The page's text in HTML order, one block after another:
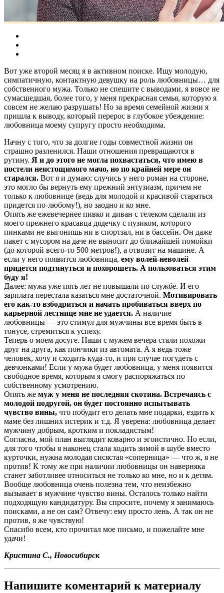
Вот уже второй месяц я в активном поиске. Ищу молодую,
симпатичную, контактную девушку на роль любовницы… для
собственного мужа. Только не спешите с выводами, я вовсе не
сумасшедшая, более того, у меня прекрасная семья, которую я
совсем не желаю разрушать! Но за время семейной жизни я
пришла к выводу, который перерос в глубокое убеждение:
любовница моему супругу просто необходима.
Начну с того, что за долгие годы совместной жизни он
страшно разленился. Наши отношения превращаются в
рутину. Я и до этого не могла похвастаться, что имею в
постели неистощимого мачо, но по крайней мере он
старался. Вот я и думаю: случись у него роман на стороне,
это могло бы вернуть ему прежний энтузиазм, причем не
только к любовнице (ведь для молодой и красивой стараться
придется по-любому!), но заодно и ко мне.
Опять же ежевечернее пивко и диван с телеком сделали из
моего прежнего красавца дядечку с пузиком, которого
пинками не выгонишь ни в спортзал, ни в бассейн. Он даже
пакет с мусором на даче не выносит до ближайшей помойки
(до которой всего-то 500 метров!), а отвозит на машине. А
если у него появится любовница, ему волей-неволей
придется подтянуться и похорошеть. А пользоваться этим
буду я!
Далее: мужа уже пять лет не повышали по службе. И его
зарплата перестала казаться мне достаточной. Мотивировать
его как-то взбодриться и начать пробиваться вверх по
карьерной лестнице мне не удается. А наличие
любовницы — это стимул для мужчины все время быть в
тонусе, стремиться к успеху.
Теперь о моем досуге. Наши с мужем вечера стали похожи
друг на друга, как пончики из автомата. А я ведь тоже
человек, хочу и сходить куда-то, и при случае погудеть с
девчонками! Если у мужа будет любовница, у меня появится
свободное время, которым я смогу распоряжаться по
собственному усмотрению.
Опять же муж у меня не последняя скотина. Встречаясь с
молодой подругой, он будет постоянно испытывать
чувство вины, что побудит его делать мне подарки, ездить к
маме без лишних истерик и т.д. Я уверена: любовница делает
мужчину добрым, кротким и покладистым!
Согласна, мой план выглядит коварно и эгоистично. Но если,
для того чтобы я наконец стала ходить зимой в шубе вместо
курточки, нужна молодая сисястая «соперница» — что ж, я не
против! К тому же при наличии любовницы он наверняка
станет заботливее относиться не только ко мне, но и к детям.
Вообще любовница очень полезна тем, что неизбежно
вызывает в мужчине чувство вины. Осталось только найти
подходящую кандидатуру. Вы спросите, почему я занимаюсь
поисками, а не он сам? Отвечу: ему просто лень. А так он не
против, я же чувствую!
Спасибо всем, кто прочитал мое письмо, и пожелайте мне
удачи!
Кристина С., Новосибирск
Напишите коментарий к материалу